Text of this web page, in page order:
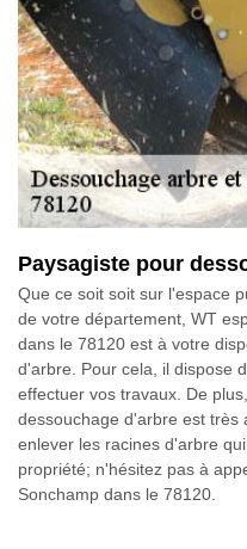
Paysagiste pour
Que ce soit soit sur l'espace
de votre département, WT
dans le 78120 est à votre
d'arbre. Pour cela, il dispose
effectuer vos travaux. De
dessouchage d'arbre est très
enlever les racines d'arbre
propriété; n'hésitez pas à
Sonchamp dans le 78120.